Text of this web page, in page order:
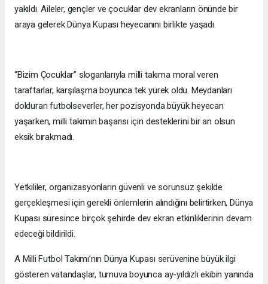
yakıldı. Aileler, gençler ve çocuklar dev ekranların önünde bir
araya gelerek Dünya Kupası heyecanını birlikte yaşadı.
“Bizim Çocuklar” sloganlarıyla milli takıma moral veren
taraftarlar, karşılaşma boyunca tek yürek oldu. Meydanları
dolduran futbolseverler, her pozisyonda büyük heyecan
yaşarken, milli takımın başarısı için desteklerini bir an olsun
eksik bırakmadı.
Yetkililer, organizasyonların güvenli ve sorunsuz şekilde
gerçekleşmesi için gerekli önlemlerin alındığını belirtirken, Dünya
Kupası süresince birçok şehirde dev ekran etkinliklerinin devam
edeceği bildirildi.
A Milli Futbol Takımı’nın Dünya Kupası serüvenine büyük ilgi
gösteren vatandaşlar, turnuva boyunca ay-yıldızlı ekibin yanında